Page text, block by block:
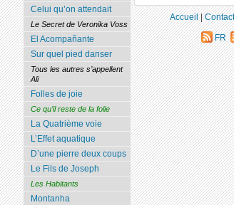
Celui qu’on attendait
Le Secret de Veronika Voss
El Acompañante
Sur quel pied danser
Tous les autres s’appellent
Ali
Folles de joie
Ce qu’il reste de la folie
La Quatrième voie
L’Effet aquatique
D’une pierre deux coups
Le Fils de Joseph
Les Habitants
Montanha
Accueil|Contact
FR